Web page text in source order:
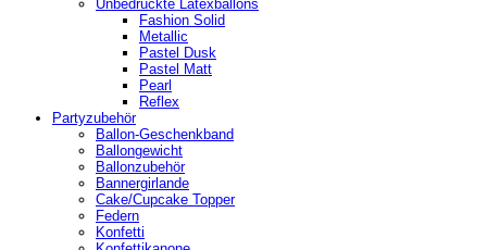
Unbedruckte Latexballons
Fashion Solid
Metallic
Pastel Dusk
Pastel Matt
Pearl
Reflex
Partyzubehör
Ballon-Geschenkband
Ballongewicht
Ballonzubehör
Bannergirlande
Cake/Cupcake Topper
Federn
Konfetti